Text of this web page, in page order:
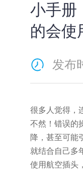
小手册
的会使
发布
很多人觉得，
不然！错误的
降，甚至可能
就结合自己多
使用航空插头